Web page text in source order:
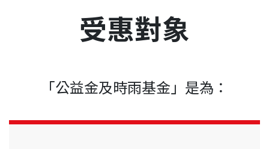
受惠對象
「公益金及時雨基金」是為：